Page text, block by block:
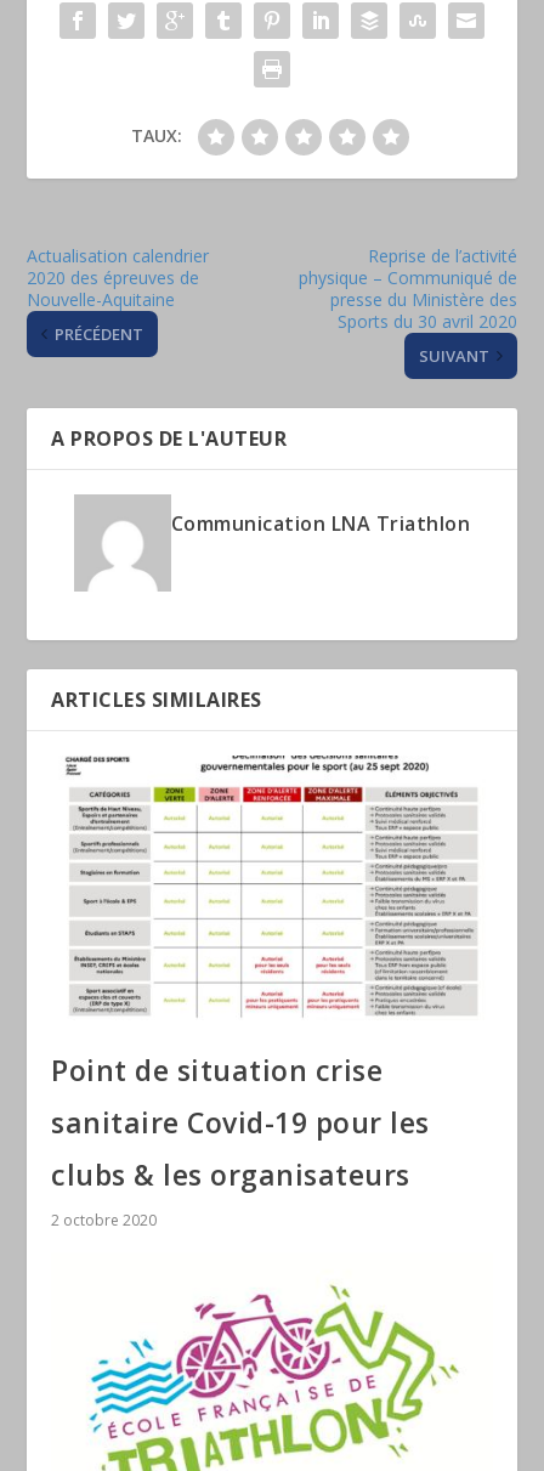
TAUX:
Actualisation calendrier
2020 des épreuves de
Nouvelle-Aquitaine
PRÉCÉDENT
Reprise de l’activité
physique – Communiqué de
presse du Ministère des
Sports du 30 avril 2020
SUIVANT
A PROPOS DE L'AUTEUR
Communication LNA Triathlon
ARTICLES SIMILAIRES
Point de situation crise
sanitaire Covid-19 pour les
clubs & les organisateurs
2 octobre 2020